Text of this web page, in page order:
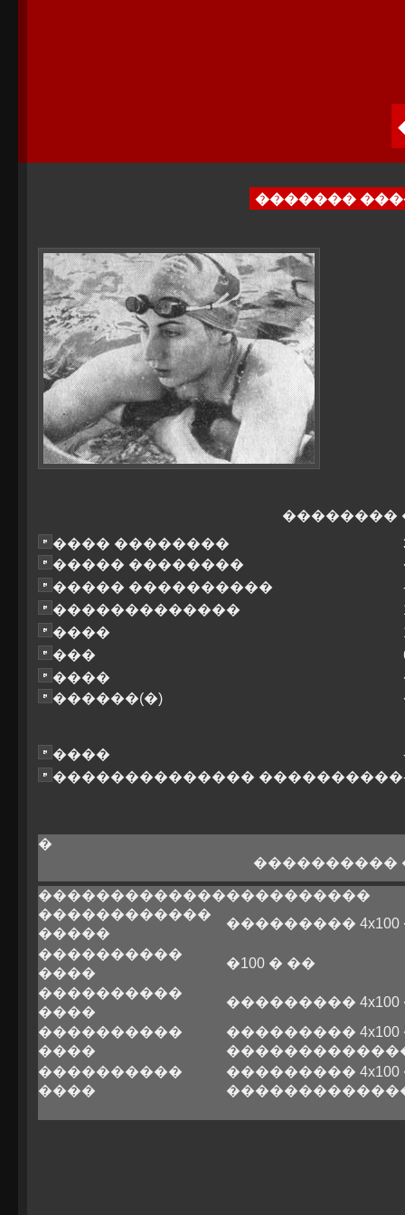
�������
��������
���� ��������
����� ��������
����� ����������
�������������
����
���
����
������(�)
����
�������������� ����������
�
����������
�����������������������
������������
�����
���������
����������
����
�100 � ��
����������
����
���������
����������
����
��������� 4x100
����������
����
��������� 4x100